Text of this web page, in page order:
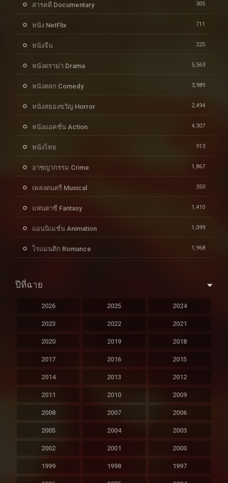
สารคดี Documentary 305
หนัง NetFlix 711
หนังจีน 225
หนังดราม่า Drama 5,563
หนังตลก Comedy 3,989
หนังสยองขวัญ Horror 2,494
หนังแอคชั่น Action 4,307
หนังไทย 913
อาชญากรรม Crime 1,867
เพลงดนตรี Musical 350
แฟนตาซี Fantasy 1,410
แอนนิเมชั่น Animation 1,099
โรแมนติก Romance 1,968
ปีที่ฉาย
2026 2025 2024
2023 2022 2021
2020 2019 2018
2017 2016 2015
2014 2013 2012
2011 2010 2009
2008 2007 2006
2005 2004 2003
2002 2001 2000
1999 1998 1997